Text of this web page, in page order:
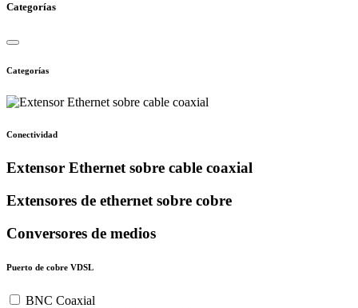
Categorías
Categorías
Conectividad
Extensor Ethernet sobre cable coaxial
Extensores de ethernet sobre cobre
Conversores de medios
Puerto de cobre VDSL
BNC Coaxial